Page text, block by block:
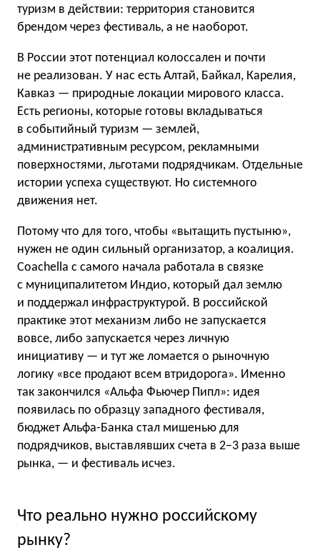
туризм в действии: территория становится
брендом через фестиваль, а не наоборот.
В России этот потенциал колоссален и почти
не реализован. У нас есть Алтай, Байкал, Карелия,
Кавказ — природные локации мирового класса.
Есть регионы, которые готовы вкладываться
в событийный туризм — землей,
административным ресурсом, рекламными
поверхностями, льготами подрядчикам. Отдельные
истории успеха существуют. Но системного
движения нет.
Потому что для того, чтобы «вытащить пустыню»,
нужен не один сильный организатор, а коалиция.
Coachella с самого начала работала в связке
с муниципалитетом Индио, который дал землю
и поддержал инфраструктурой. В российской
практике этот механизм либо не запускается
вовсе, либо запускается через личную
инициативу — и тут же ломается о рыночную
логику «все продают всем втридорога». Именно
так закончился «Альфа Фьючер Пипл»: идея
появилась по образцу западного фестиваля,
бюджет Альфа-Банка стал мишенью для
подрядчиков, выставлявших счета в 2−3 раза выше
рынка, — и фестиваль исчез.
Что реально нужно российскому
рынку?